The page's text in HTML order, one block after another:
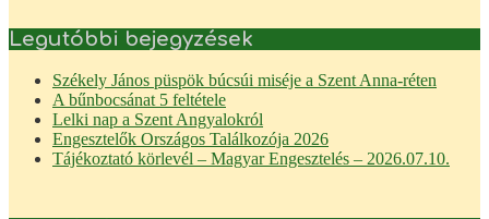
Legutóbbi bejegyzések
Székely János püspök búcsúi miséje a Szent Anna-réten
A bűnbocsánat 5 feltétele
Lelki nap a Szent Angyalokról
Engesztelők Országos Találkozója 2026
Tájékoztató körlevél – Magyar Engesztelés – 2026.07.10.